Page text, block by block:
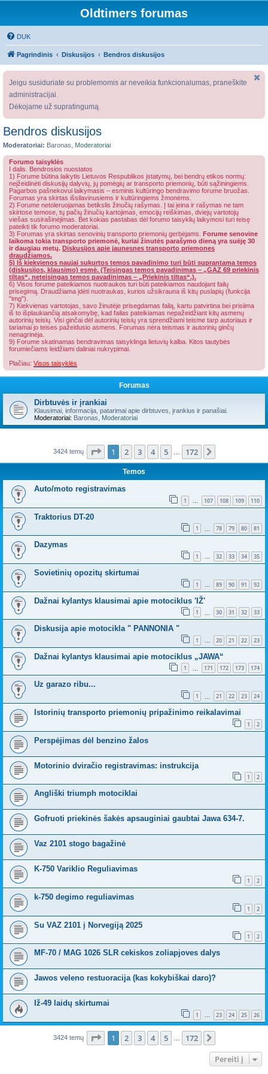
Oldtimers forumas
DUK
Pagrindinis Diskusijos Bendros diskusijos
Jeigu susiduriate su problemomis ar neveikia funkcionalumas, praneškite
administracijai.
Dėkojame už supratingumą.
Bendros diskusijos
Moderatoriai: Baronas Moderatoriai
Forumo taisyklės
I dalis. Bendrosios nuostatos
1) Forume būtina laikytis Lietuvos Respublikos įstatymų, bei bendrų etikos normų:
neįžeidinėti diskusijų dalyvių, jų pomėgių ar transporto priemonių, būti sąžiningiems.
Pagarbos pašnekovui laikymasis – esminis kultūringo bendravimo forume bruožas.
Forumas yra skirtas išsilavinusiems ir kultūringiems žmonėms.
2) Forume netoleruojamas betikslis žinučių rašymas. Į tai įeina ir rašymas ne tam
skirtose temose, tų pačių žinučių kartojimas, emocijų reiškimas, dviejų vartotojų
viešas susirašinėjimas. Bet kokias pastabas dėl forumo taisyklių laikymosi turi teisę
pateikti tik forumo moderatoriai.
3) Forumas yra skirtas senovinių transporto priemonių gerbėjams. Forume senovine
laikoma tokia transporto priemonė, kuriai žinutės parašymo dieną yra suėję 30
ir daugiau metų. Diskusijos apie jaunesnes transporto priemones
draudžiamos.
5) Iš kiekvienos naujai sukurtos temos pavadinimo turi būti suprantama temos
(diskusijos, klausimo) esmė. (Teisingas temos pavadinimas – „GAZ 69 priekinis
tiltas“, neteisingas temos pavadinimas – „Priekinis tiltas“.).
6) Visos forume pateikiamos nuotraukos turi būti pateikiamos naudojant failų
prisegimą. Draudžiama įdėti nuotraukas, kurios užsikrauna iš kitų puslapių (funkcija
"img").
7) Kiekvienas vartotojas, savo žinutėje prisegdamas failą, kartu patvirtina bei prisiima
iš to išplaukiančią atsakomybę, kad failas pateikiamas nepažeidžiant kitų asmenų
autorinių teisių. Visi ginčai dėl autorinių teisių yra sprendžiami teisme tarp autoriaus ir
tariamai jo teises pažeidusio asmens. Forumas nėra teismas ir autorinių ginčų
nenagrinėja.
9) Forume skatinamas bendravimas taisyklinga lietuvių kalba. Kitos tautybės
forumiečiams leidžiami daliniai nukrypimai.
Plačiau: Visos taisyklės
Forumas
Dirbtuvės ir įrankiai
Klausimai, informacija, patarimai apie dirbtuves, įrankius ir panašiai.
Moderatoriai: Baronas Moderatoriai
3424 temų Puslapis 1iš 172
1 2 3 4 5 172
Temos
Auto/moto registravimas
1 … 107 108 109 110
Traktorius DT-20
1 78 79 80 81
Dazymas
1 … 32 33 34 35
Sovietinių opozitų skirtumai
1 … 89 90 91 92
Dažnai kylantys klausimai apie motociklus 'IŽ'
1 30 31 32 33
Diskusija apie motocikla " PANNONIA "
1 … 20 21 22 23
Dažnai kylantys klausimai apie motociklus „JAWA“
1 171 172 173 174
Uz garazo ribu...
1 21 22 23 24
Istorinių transporto priemonių pripažinimo reikalavimai
1 2
Perspėjimas dėl benzino žalos
Motorinio dviračio registravimas: instrukcija
1 2
Angliški triumph motociklai
Gofruoti priekinės šakės apsauginiai gaubtai Jawa 634-7.
Vaz 2101 stogo bagažinė
K-750 Variklio Reguliavimas
1 2
k-750 degimo reguliavimas
1 2
Su VAZ 2101 į Norvegiją 2025
1 2
MF-70 / MAG 1026 SLR cekiskos zoliapjoves dalys
Jawos veleno restuoracija (kas kokybiškai daro)?
Iž-49 laidų skirtumai
1 … 23 24 25 26
3424 temų Puslapis 1iš 172
1 2 3 4 5 172
Pereiti į